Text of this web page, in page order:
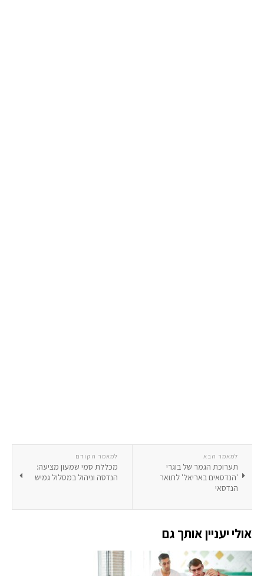
למאמר הקודם
מכללת סמי שמעון מציעה:
הנדסה וניהול במסלול גמיש
למאמר הבא
תערוכת הגמר של בוגרי
'הנדסאים באריאל' לתואר
הנדסאי
אולי יעניין אותך גם